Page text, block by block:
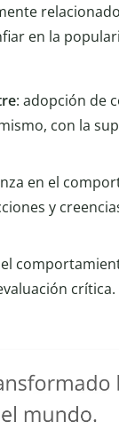
en la
: adopción de
con la
en el
y
crítica.